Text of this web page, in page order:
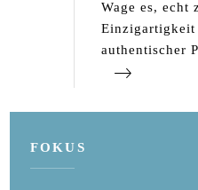
Post
Wage es, echt
Einzigartigkeit
authentischer
FOKUS